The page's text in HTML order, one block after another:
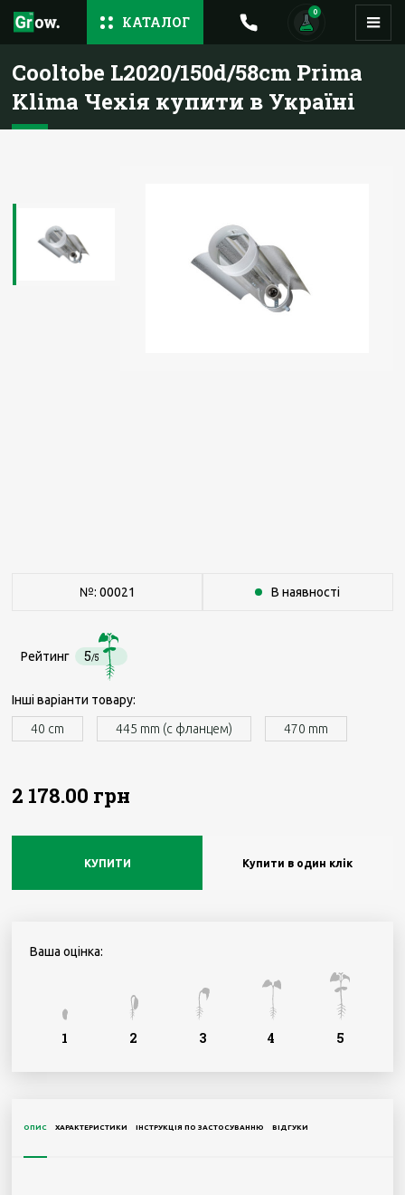
КАТАЛОГ
0
Cooltobe L2020/150d/58cm Prima
Klima Чехія купити в Україні
№: 00021 В наявності
Рейтинг 5/5
Інші варіанти товару:
40 cm
445 mm (с фланцем) 470 mm
2 178.00 грн
КУПИТИ Купити в один клік
Ваша оцінка:
5
4
3
2
1
ОПИС ХАРАКТЕРИСТИКИ ІНСТРУКЦІЯ ПО ЗАСТОСУВАННЮ ВІДГУКИ